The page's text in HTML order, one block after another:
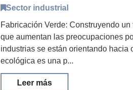
Sector industrial
Fabricación Verde: Construyendo
que aumentan las preocupaciones
industrias se están orientando
ecológica es una p...
Leer más